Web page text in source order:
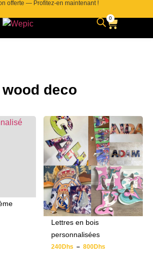
offerte — Profitez-en maintenant !
0
wood deco
Lettres en bois
personnalisées
240Dhs – 800Dhs